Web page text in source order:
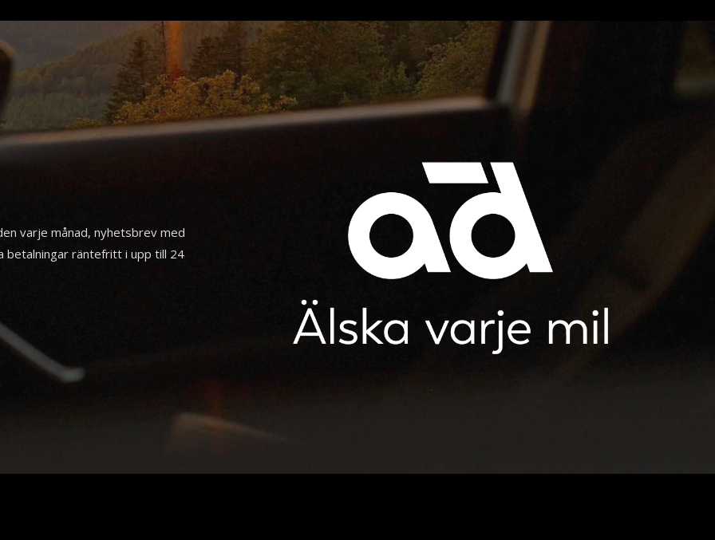
varje månad, nyhetsbrev med
betalningar räntefritt i upp till 24